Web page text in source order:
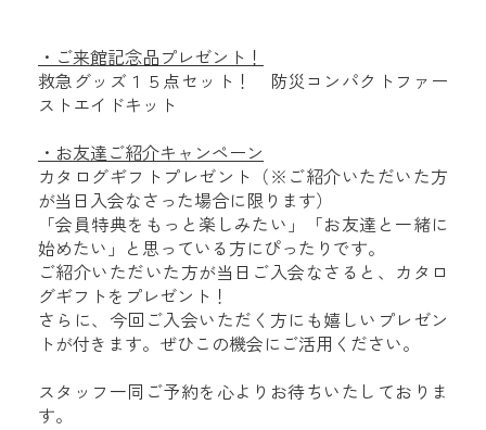
・ご来館記念品プレゼント！
救急グッズ１５点セット！ 防災コンパクトファー
ストエイドキット
・お友達ご紹介キャンペーン
カタログギフトプレゼント（※ご紹介いただいた方
が当日入会なさった場合に限ります）
「会員特典をもっと楽しみたい」「お友達と一緒に
始めたい」と思っている方にぴったりです。
ご紹介いただいた方が当日ご入会なさると、カタロ
グギフトをプレゼント！
さらに、今回ご入会いただく方にも嬉しいプレゼン
トが付きます。ぜひこの機会にご活用ください。
スタッフ一同ご予約を心よりお待ちいたしておりま
す。